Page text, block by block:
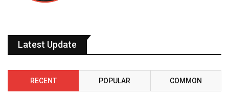
Latest Update
RECENT POPULAR COMMON